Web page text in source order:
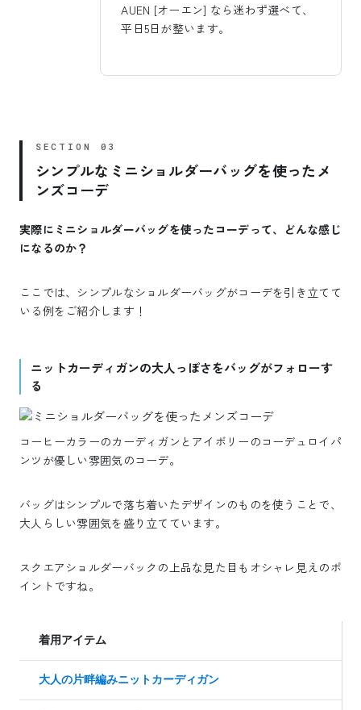
AUEN [オーエン] なら迷わず選べて、
平日5日が整います。
シンプルなミニショルダーバッグを使ったメ
ンズコーデ
実際にミニショルダーバッグを使ったコーデって、どんな感じ
になるのか？
ここでは、シンプルなショルダーバッグがコーデを引き立てて
いる例をご紹介します！
ニットカーディガンの大人っぽさをバッグがフォローす
る
コーヒーカラーのカーディガンとアイボリーのコーデュロイパ
ンツが優しい雰囲気のコーデ。
バッグはシンプルで落ち着いたデザインのものを使うことで、
大人らしい雰囲気を盛り立てています。
スクエアショルダーバックの上品な見た目もオシャレ見えのポ
イントですね。
着用アイテム
大人の片畔編みニットカーディガン